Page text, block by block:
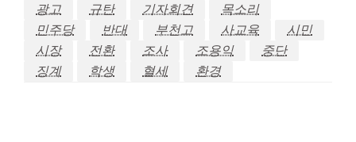
광고
규탄 기자회견
목소리
민주당
반대 부천고 사교육
시민
시장
전환 조사 조용익
중단
징계
학생 혈세 환경